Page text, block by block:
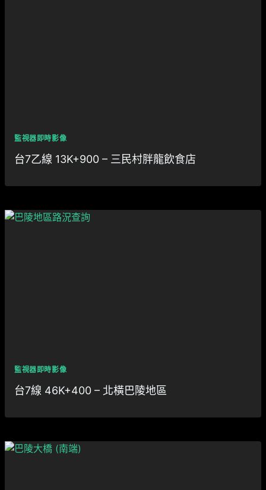
監視器即時影像
台7乙線 13K+900 – 三民村胖龍飲食店
監視器即時影像
台7線 46K+400 – 北橫巴陵地區